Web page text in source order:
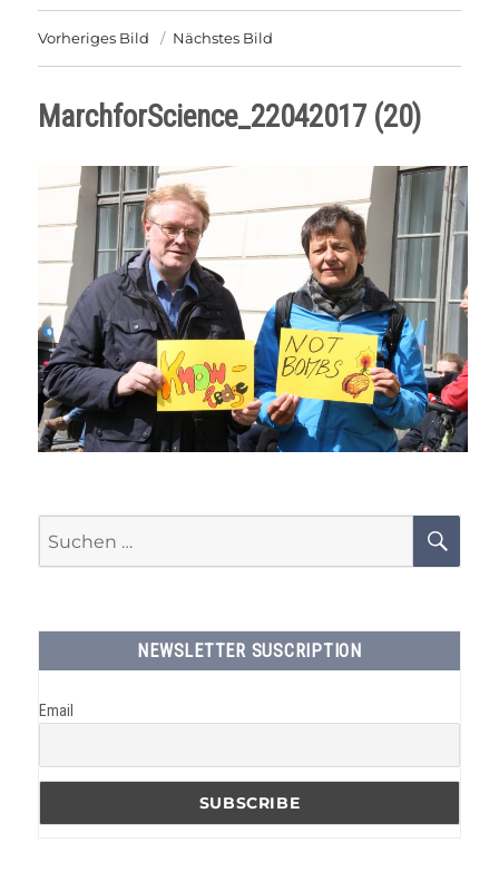
Initiative
Vorheriges Bild Nächstes Bild
MarchforScience_22042017 (20)
nach:
NEWSLETTER SUSCRIPTION
Email